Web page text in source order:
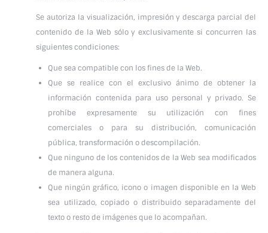
Se autoriza la visualización, impresión y descarga parcial del
contenido de la Web sólo y exclusivamente si concurren las
siguientes condiciones:
Que sea compatible con los fines de la Web.
Que se realice con el exclusivo ánimo de obtener la
información contenida para uso personal y privado. Se
prohíbe expresamente su utilización con fines
comerciales o para su distribución, comunicación
pública, transformación o descompilación.
Que ninguno de los contenidos de la Web sea modificados
de manera alguna.
Que ningún gráfico, icono o imagen disponible en la Web
sea utilizado, copiado o distribuido separadamente del
texto o resto de imágenes que lo acompañan.